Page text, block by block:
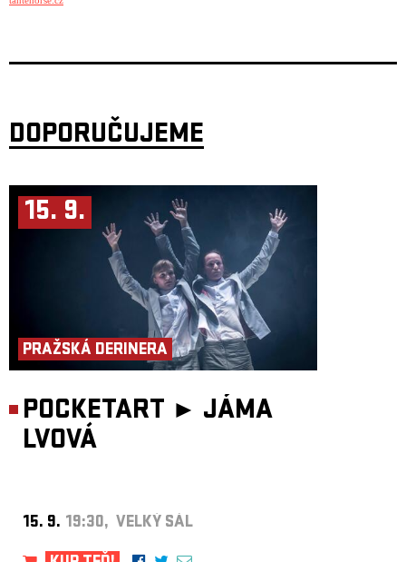
Mám na sebe nárok být zdravá. Snažím se uvěřit tomu, že za něco stojím
na hřbitově. Já ty emoce na jevišti umím, mám nastřádáno. Chcete
„Série Invisible o neviditelných ženách vznikla v roce 2021 z osobní
touhy zviditelnit autobiografické příběhy žen, výjimečných umělkyň,
které z různých důvodů zmizely z centra pozornosti a nebo se do něj
osmasedmdesátiletá odehrává a odzpívává svůj vlastní příběh. Druhý díl
je o primabaleríně Barboře Vašků Kaufmannové a jejím né zcela
dobrovolném konci kariéry a prázdnotě po ní. A třetí díl je věnován
herečce Iris Kristekové, která navzdory transgeneračním traumatům a
extrémní sociální situaci dokázala jít za svým snem a předávat sílu dál.
Cílem projektu je destigmatizace a empatický přístup k těm, kteří zažili
něco podobného, naznačení východisek a drobných osobních vítězství.
Po zkušenosti s Baletkami a předešlými díly Invisible, věřím v to, že
umění má moc léčit. Divák si v něm bezpečně odžívá své vlastní
neregulované psychické obsahy, ať již vědomě či nevědomě,“ říká
Všechny díly Invisible se stále hrají v Paláci Akropolis v produkci
souboru Tantehorse, jenž se dlouhodobě zabývá palčivými tématy,
Scénář: Iris Kristeková, Miřenka Čechová
Koncept a režie: Miřenka Čechová
Hraje: Iris Kristeková
Koprodukce: Palác Akropolis
DOPORUČUJEME
15. 9.
PRAŽSKÁ DERINERA
POCKETART ► JÁMA
LVOVÁ
15. 9. 19:30, VELKÝ SÁL